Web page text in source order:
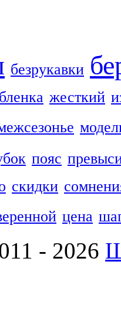
безрукавки
жесткий
пояс
скидки
цена
- 2026